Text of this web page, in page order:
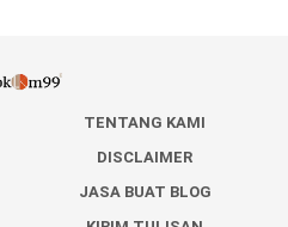
TENTANG KAMI
DISCLAIMER
JASA BUAT BLOG